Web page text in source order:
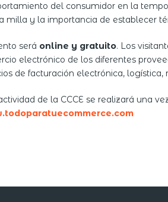
del consumidor en la
milla y la importancia de establecer
será online y gratuito. Los
electrónico de los diferentes
de facturación electrónica,
de la CCCE se realizará una